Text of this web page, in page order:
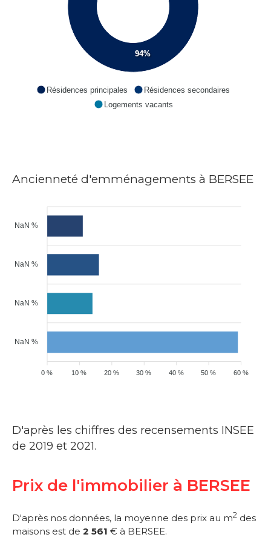
94%
Résidences principales
Résidences secondaires
Logements vacants
Ancienneté d'emménagements à BERSEE
NaN %
NaN %
NaN %
NaN %
60 %
50 %
40 %
30 %
20 %
10 %
0 %
D'après les chiffres des recensements INSEE
de 2019 et 2021.
Prix de l'immobilier à BERSEE
D'après nos données, la moyenne des prix au m2 des
maisons est de 2 561 € à BERSEE.